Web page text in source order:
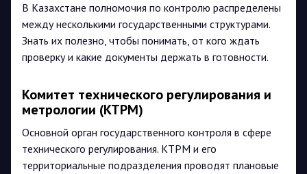
В Казахстане полномочия по контролю распределены
между несколькими государственными структурами.
Знать их полезно, чтобы понимать, от кого ждать
проверку и какие документы держать в готовности.
Комитет технического регулирования и
метрологии (КТРМ)
Основной орган государственного контроля в сфере
технического регулирования. КТРМ и его
территориальные подразделения проводят плановые